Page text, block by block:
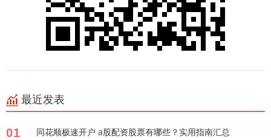
最近发表
01 同花顺极速开户 a股配资股票有哪些？实用指南汇总